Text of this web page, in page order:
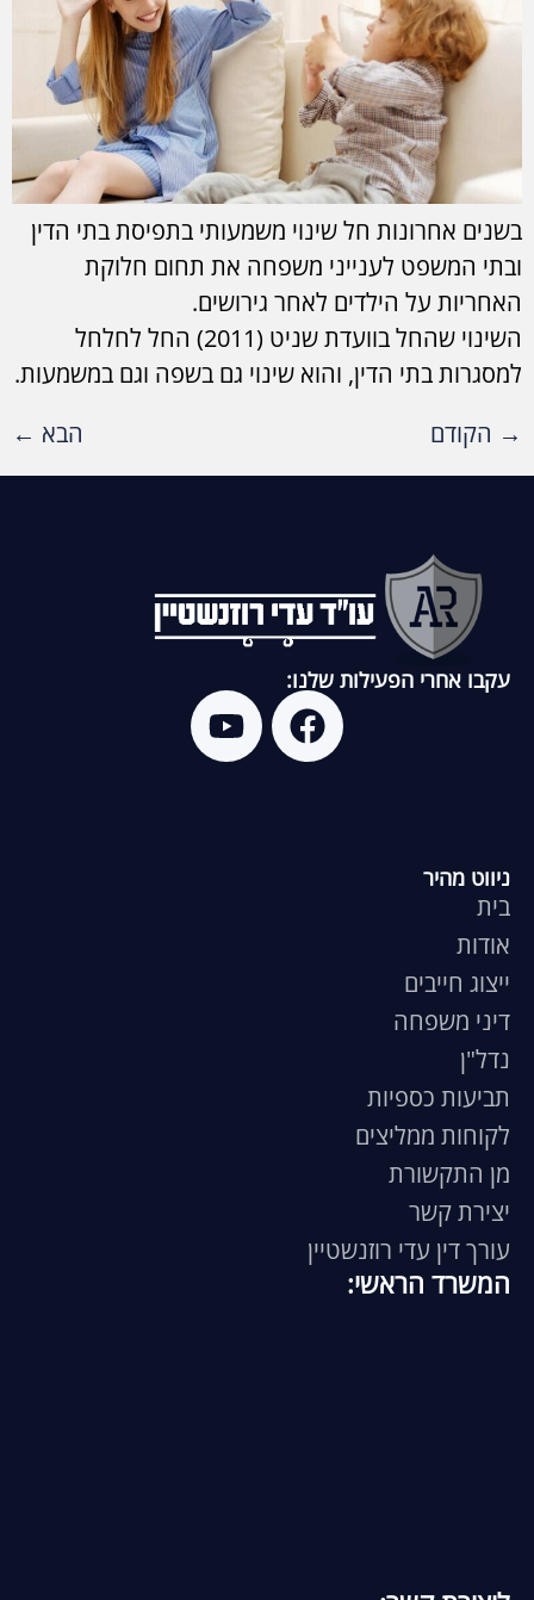
בשנים אחרונות חל שינוי משמעותי בתפיסת בתי הדין
ובתי המשפט לענייני משפחה את תחום חלוקת
האחריות על הילדים לאחר גירושים.
השינוי שהחל בוועדת שניט (2011) החל לחלחל
למסגרות בתי הדין, והוא שינוי גם בשפה וגם במשמעות.
→ הקודם הבא ←
עקבו אחרי הפעילות שלנו:
ניווט מהיר
בית
אודות
ייצוג חייבים
דיני משפחה
נדל"ן
תביעות כספיות
לקוחות ממליצים
מן התקשורת
יצירת קשר
עורך דין עדי רוזנשטיין
המשרד הראשי: